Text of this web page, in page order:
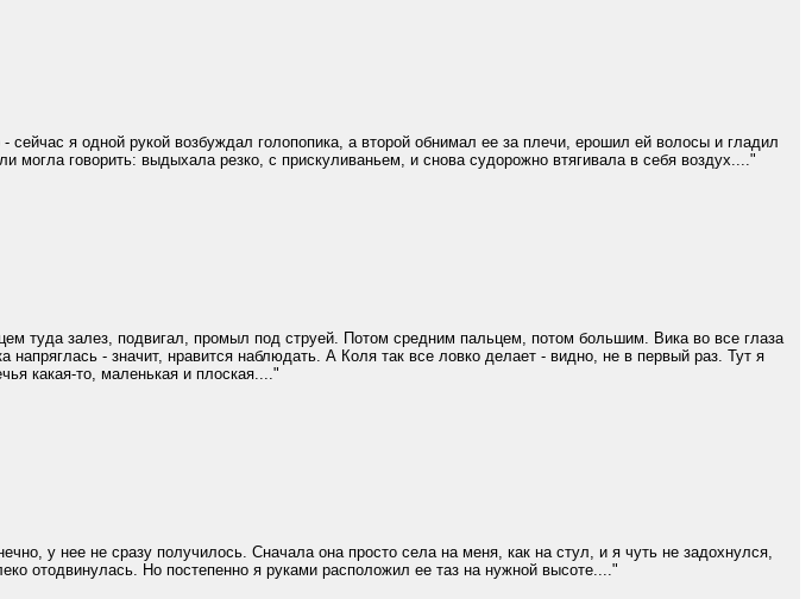
сейчас я одной рукой возбуждал голопопика, а второй обнимал ее за плечи, ерошил ей волосы и гладил
говорить: выдыхала резко, с прискуливаньем, и снова судорожно втягивала в себя воздух...."
туда залез, подвигал, промыл под струей. Потом средним пальцем, потом большим. Вика во все глаза
напряглась - значит, нравится наблюдать. А Коля так все ловко делает - видно, не в первый раз. Тут я
какая-то, маленькая и плоская...."
у нее не сразу получилось. Сначала она просто села на меня, как на стул, и я чуть не задохнулся,
отодвинулась. Но постепенно я руками расположил ее таз на нужной высоте...."